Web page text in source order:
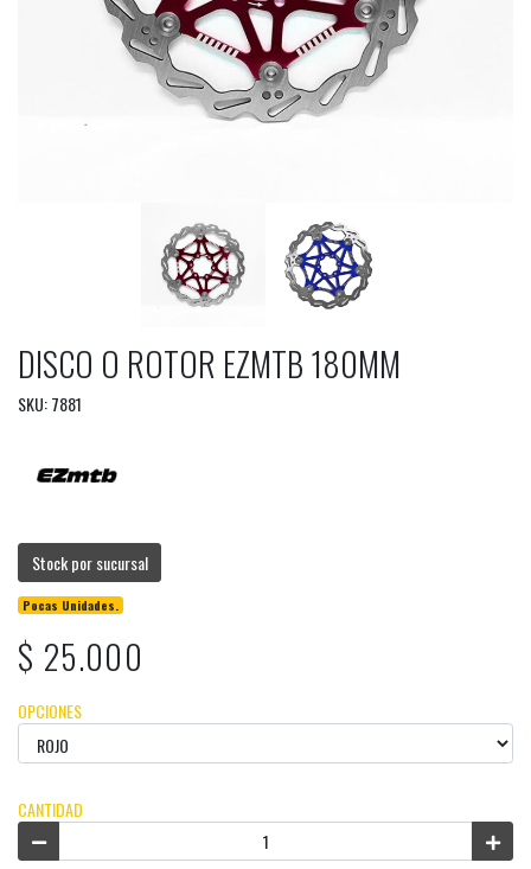
DISCO O ROTOR EZMTB 180MM
SKU: 7881
Stock por sucursal
Pocas Unidades.
$ 25.000
OPCIONES
CANTIDAD